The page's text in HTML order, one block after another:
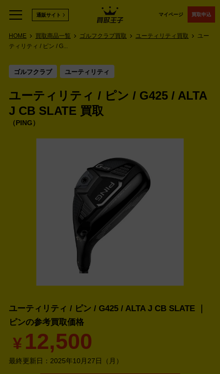
マイページ 買取申込
通販サイト
HOME 買取商品一覧 ゴルフクラブ買取 ユーティリティ買取
ユー
ティリティ / ピン / G...
ゴルフクラブ ユーティリティ
ユーティリティ / ピン / G425 / ALTA
J CB SLATE 買取
PING
ユーティリティ / ピン / G425 / ALTA J CB SLATE ｜
ピンの参考買取価格
¥ 12,500
最終更新日： 2025年10月27日（月）